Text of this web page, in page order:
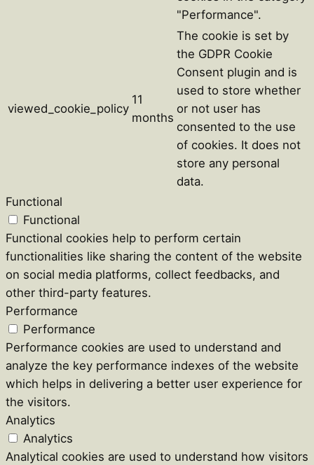
"Performance".
viewed_cookie_policy
11
months
The cookie is set by
the GDPR Cookie
Consent plugin and is
used to store whether
or not user has
consented to the use
of cookies. It does not
store any personal
data.
Functional
Functional
Functional cookies help to perform certain
functionalities like sharing the content of the website
on social media platforms, collect feedbacks, and
other third-party features.
Performance
Performance
Performance cookies are used to understand and
analyze the key performance indexes of the website
which helps in delivering a better user experience for
the visitors.
Analytics
Analytics
Analytical cookies are used to understand how visitors